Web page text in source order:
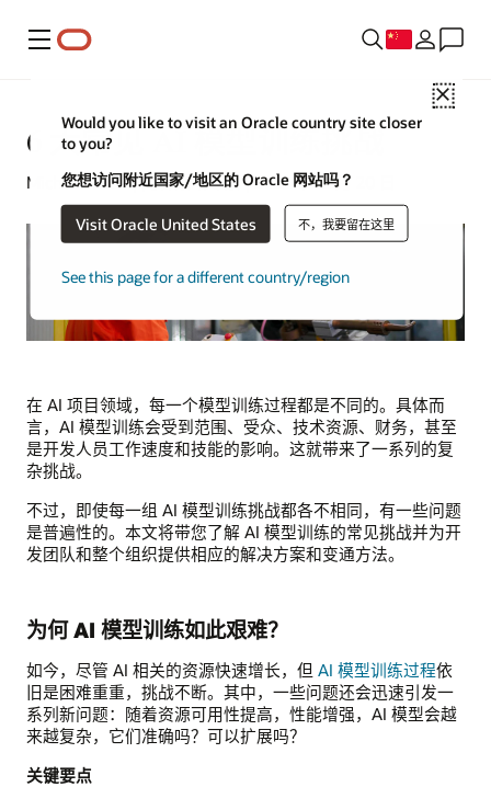
菜单
Close
Would you like to visit an Oracle country site closer
to you?
您想访问附近国家/地区的 Oracle 网站吗？
Visit Oracle United States 不，我要留在这里
See this page for a different country/region
6 大常见 AI 模型训练挑战
Michael Chen | 内容策略专家 | 2023 年 12 月 20 日
在 AI 项目领域，每一个模型训练过程都是不同的。具体而
言，AI 模型训练会受到范围、受众、技术资源、财务，甚至
是开发人员工作速度和技能的影响。这就带来了一系列的复
杂挑战。
不过，即使每一组 AI 模型训练挑战都各不相同，有一些问题
是普遍性的。本文将带您了解 AI 模型训练的常见挑战并为开
发团队和整个组织提供相应的解决方案和变通方法。
为何 AI 模型训练如此艰难？
如今，尽管 AI 相关的资源快速增长，但 AI 模型训练过程依
旧是困难重重，挑战不断。其中，一些问题还会迅速引发一
系列新问题：随着资源可用性提高，性能增强，AI 模型会越
来越复杂，它们准确吗？可以扩展吗？
关键要点